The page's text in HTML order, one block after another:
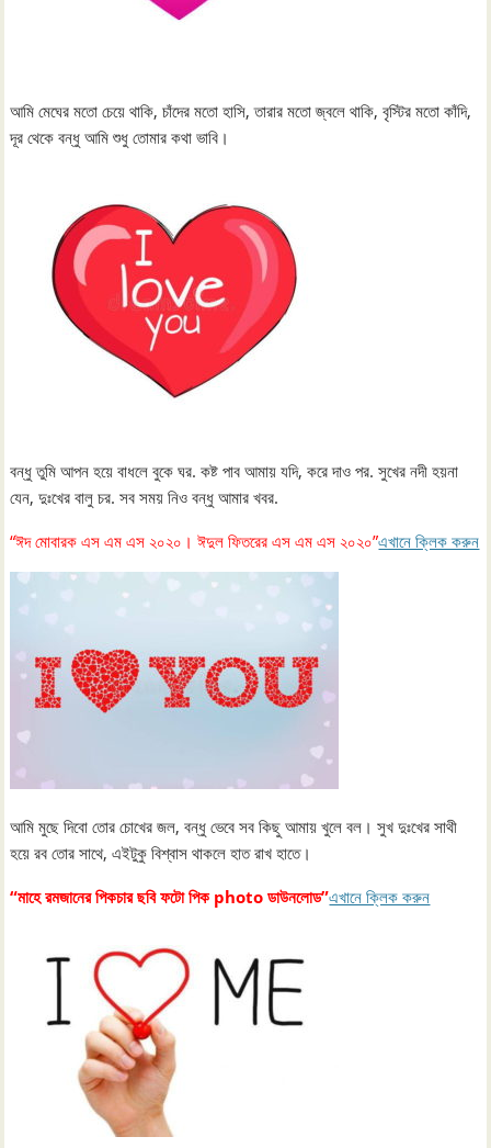
আমি মেঘের মতো চেয়ে থাকি, চাঁদের মতো হাসি, তারার মতো জ্বলে থাকি, বৃস্টির মতো কাঁদি,
দূর থেকে বন্ধু আমি শুধু তোমার কথা ভাবি।
বন্ধু তুমি আপন হয়ে বাধলে বুকে ঘর. কষ্ট পাব আমায় যদি, করে দাও পর. সুখের নদী হয়না
যেন, দুঃখের বালু চর. সব সময় নিও বন্ধু আমার খবর.
“ঈদ মোবারক এস এম এস ২০২০। ঈদুল ফিতরের এস এম এস ২০২০”এখানে ক্লিক করুন
আমি মুছে দিবো তোর চোখের জল, বন্ধু ভেবে সব কিছু আমায় খুলে বল। সুখ দুঃখের সাথী
হয়ে রব তোর সাথে, এইটুকু বিশ্বাস থাকলে হাত রাখ হাতে।
“মাহে রমজানের পিকচার ছবি ফটো পিক photo ডাউনলোড”এখানে ক্লিক করুন